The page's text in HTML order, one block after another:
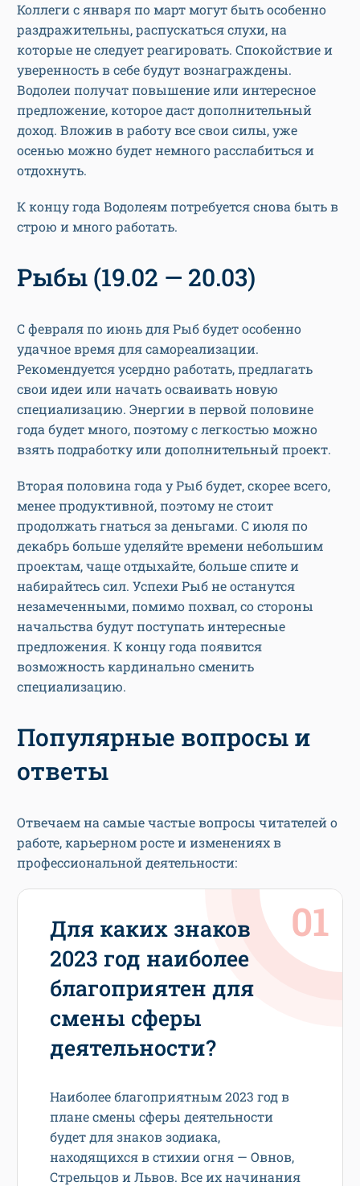
Коллеги с января по март могут быть особенно
раздражительны, распускаться слухи, на
которые не следует реагировать. Спокойствие и
уверенность в себе будут вознаграждены.
Водолеи получат повышение или интересное
предложение, которое даст дополнительный
доход. Вложив в работу все свои силы, уже
осенью можно будет немного расслабиться и
отдохнуть.
К концу года Водолеям потребуется снова быть в
строю и много работать.
Рыбы (19.02 — 20.03)
С февраля по июнь для Рыб будет особенно
удачное время для самореализации.
Рекомендуется усердно работать, предлагать
свои идеи или начать осваивать новую
специализацию. Энергии в первой половине
года будет много, поэтому с легкостью можно
взять подработку или дополнительный проект.
Вторая половина года у Рыб будет, скорее всего,
менее продуктивной, поэтому не стоит
продолжать гнаться за деньгами. С июля по
декабрь больше уделяйте времени небольшим
проектам, чаще отдыхайте, больше спите и
набирайтесь сил. Успехи Рыб не останутся
незамеченными, помимо похвал, со стороны
начальства будут поступать интересные
предложения. К концу года появится
возможность кардинально сменить
специализацию.
Популярные вопросы и
ответы
Отвечаем на самые частые вопросы читателей о
работе, карьерном росте и изменениях в
профессиональной деятельности:
Для каких знаков
20­23 год наиболее
благ­оприятен для
смены сферы
деятельности?
Наиболее благоприятным 2023 год в
плане смены сферы деятельности
будет для знаков зодиака,
находящихся в стихии огня — Овнов,
Стрельцов и Львов. Все их начинания